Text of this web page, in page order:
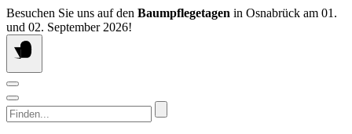
Springen
Sie
zum
Inhalt
Besuchen Sie uns auf den Baumpflegetagen in Osnabrück am 01.
und 02. September 2026!
Finden...